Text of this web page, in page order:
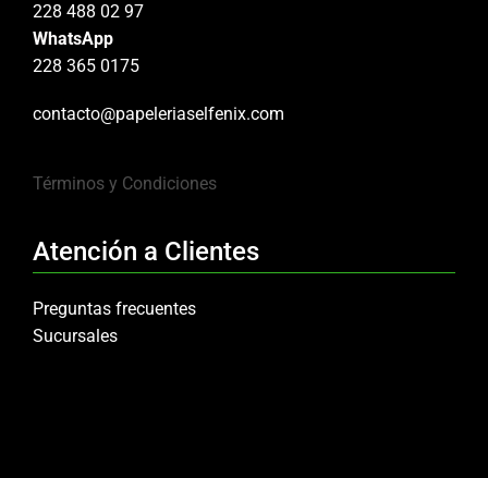
228 488 02 97
WhatsApp
228 365 0175
contacto@papeleriaselfenix.com
Términos y Condiciones
Atención a Clientes
Preguntas frecuentes
Sucursales